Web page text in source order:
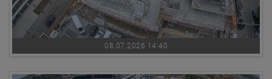
08.07.2026 14:40